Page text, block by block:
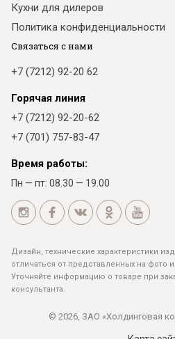
Кухни для дилеров
Политика конфиденциальности
Связаться с нами
+7 (7212) 92-20 62
Горячая линия
+7 (7212) 92-20-62
+7 (701) 757-83-47
Время работы:
Пн — пт: 08.30 — 19.00
Дизайн, технические характеристики
отличаться от представленных на фото
Уточняйте информацию о товаре при
консультанта.
© 2026, ЗАО «Холдинговая